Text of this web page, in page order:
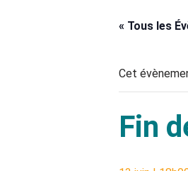
« Tous les
Cet
Fin